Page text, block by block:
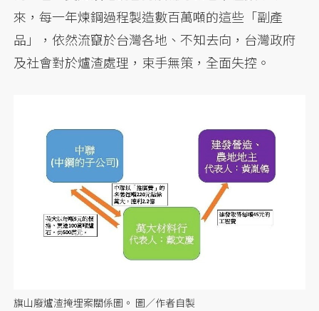
來，每一年煉鋼過程製造數百萬噸的這些「副產
品」，依然流竄於台灣各地、不知去向，台灣政府
及社會對於爐渣處理，束手無策，全面失控。
旗山廢爐渣掩埋案關係圖。 圖／作者自製